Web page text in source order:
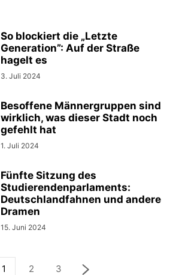
So blockiert die „Letzte
Generation”: Auf der Straße
hagelt es
3. Juli 2024
Besoffene Männergruppen sind
wirklich, was dieser Stadt noch
gefehlt hat
1. Juli 2024
Fünfte Sitzung des
Studierendenparlaments:
Deutschlandfahnen und andere
Dramen
15. Juni 2024
1 2 3